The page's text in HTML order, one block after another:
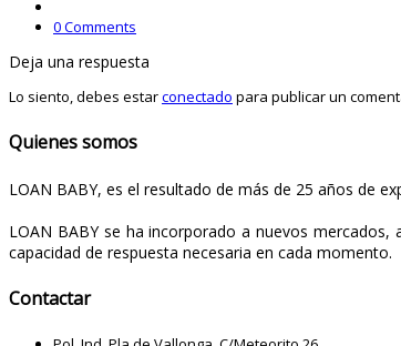
0 Comments
Deja una respuesta
Lo siento, debes estarconectado para publicar un
Quienes somos
LOAN BABY, es el resultado de más de 25 años de
LOAN BABY se ha incorporado a nuevos
capacidad de respuesta necesaria en cada momento.
Contactar